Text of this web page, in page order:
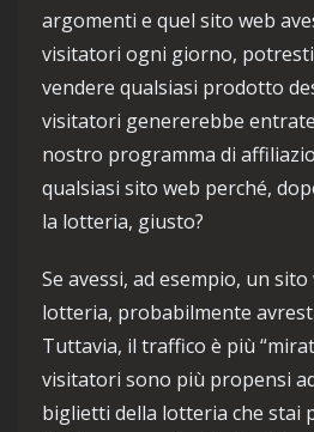
argomenti e quel sito web
visitatori ogni giorno,
vendere qualsiasi prodotto
visitatori genererebbe
nostro programma di
qualsiasi sito web perché,
la lotteria, giusto?
Se avessi, ad esempio, un
lotteria, probabilmente
Tuttavia, il traffico è più
visitatori sono più propensi
biglietti della lotteria che stai